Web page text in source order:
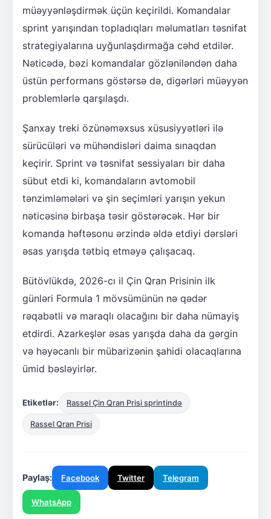
müəyyənləşdirmək üçün keçirildi. Komandalar
sprint yarışından topladıqları məlumatları təsnifat
strategiyalarına uyğunlaşdırmağa cəhd etdilər.
Nəticədə, bəzi komandalar gözləniləndən daha
üstün performans göstərsə də, digərləri müəyyən
problemlərlə qarşılaşdı.
Şanxay treki özünəməxsus xüsusiyyətləri ilə
sürücüləri və mühəndisləri daima sınaqdan
keçirir. Sprint və təsnifat sessiyaları bir daha
sübut etdi ki, komandaların avtomobil
tənzimləmələri və şin seçimləri yarışın yekun
nəticəsinə birbaşa təsir göstərəcək. Hər bir
komanda həftəsonu ərzində əldə etdiyi dərsləri
əsas yarışda tətbiq etməyə çalışacaq.
Bütövlükdə, 2026-cı il Çin Qran Prisinin ilk
günləri Formula 1 mövsümünün nə qədər
rəqabətli və maraqlı olacağını bir daha nümayiş
etdirdi. Azarkeşlər əsas yarışda daha da gərgin
və həyəcanlı bir mübarizənin şahidi olacaqlarına
ümid bəsləyirlər.
Etiketlər: Rassel Çin Qran Prisi sprintində
Rassel Qran Prisi
Paylaş: Facebook Twitter Telegram
WhatsApp